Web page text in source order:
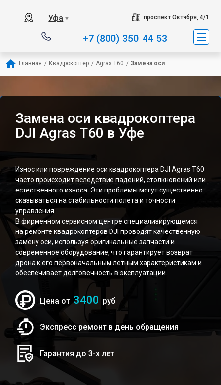
Уфа ▼ проспект Октября, 4/1
+7 (800) 350-44-53
Главная / Квадрокоптер / Agras T60 / Замена оси
Замена оси квадрокоптера
DJI Agras T60 в Уфе
Износ или повреждение оси квадрокоптера DJI Agras T60
часто происходит вследствие падений, столкновений или
естественного износа. Эти проблемы могут существенно
сказываться на стабильности полета и точности
управления.
В фирменном сервисном центре специализирующемся
на ремонте квадрокоптеров DJI проводят качественную
замену оси, используя оригинальные запчасти и
современное оборудование, что гарантирует возврат
дрона к его первоначальным летным характеристикам и
обеспечивает долговечность в эксплуатации.
Цена от 3400 руб
Экспресс ремонт в день обращения
Гарантия до 3-х лет